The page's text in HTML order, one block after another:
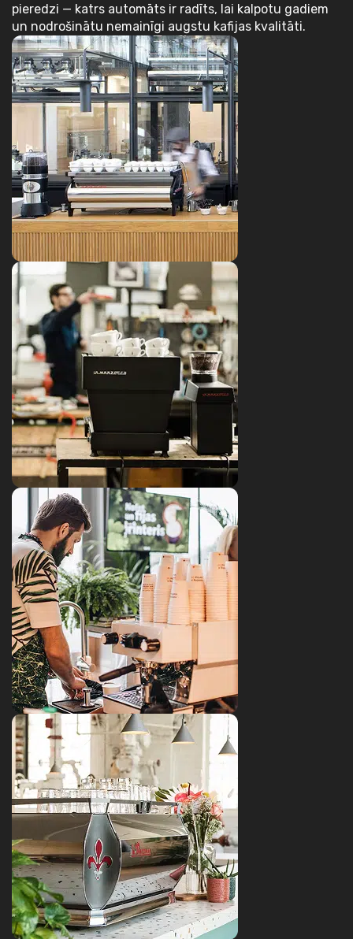
pieredzi — katrs automāts ir radīts, lai kalpotu gadiem
un nodrošinātu nemainīgi augstu kafijas kvalitāti.